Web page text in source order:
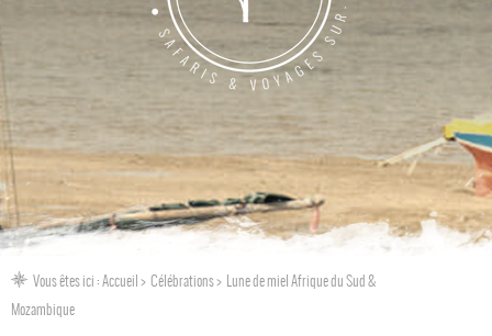
Vous êtes ici :Accueil Célébrations
Lune de miel Afrique du Sud &
Mozambique